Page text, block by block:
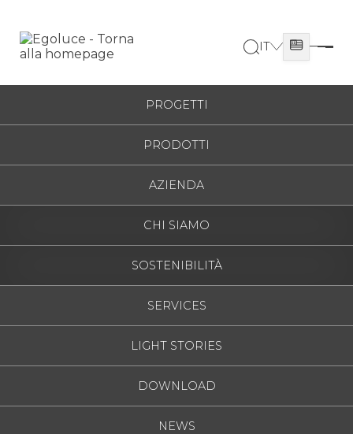
PROGETTI
PRODOTTI
AZIENDA
CHI SIAMO
SOSTENIBILITÀ
SERVICES
LIGHT STORIES
DOWNLOAD
NEWS
IT
ESPAÑOL
ENGLISH
FRANÇAIS
РУССКИЙ
Casa Privata
MILANO - ITALY - 2026